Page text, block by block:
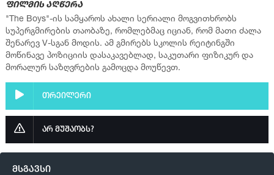
ფლეიერი 2
ფილმის აღწერა
"The Boys"-ის სამყაროს ახალი სერიალი მოგვითხრობს
სუპერგმირების თაობაზე, რომლებმაც იციან, რომ მათი ძალა
შენარევ V-სგან მოდის. ამ გმირებს სკოლის რეიტინგში
მოწინავე პოზიციის დასაკავებლად, საკუთარი ფიზიკურ და
მორალურ საზღვრების გამოცდა მოუწევთ.
თრეილერი
არ მუშაობს?
მსგავსი